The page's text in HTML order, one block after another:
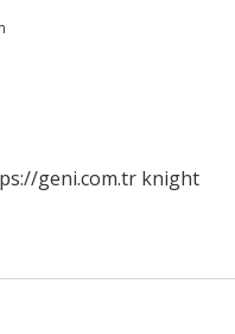
geni.com.tr knight